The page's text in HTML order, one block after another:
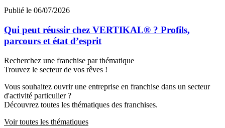
Publié le 06/07/2026
Qui peut réussir chez VERTIKAL® ? Profils,
parcours et état d’esprit
Recherchez une franchise par thématique
Trouvez le secteur de vos rêves !
Vous souhaitez ouvrir une entreprise en franchise dans un secteur
d'activité particulier ?
Découvrez toutes les thématiques des franchises.
Voir toutes les thématiques